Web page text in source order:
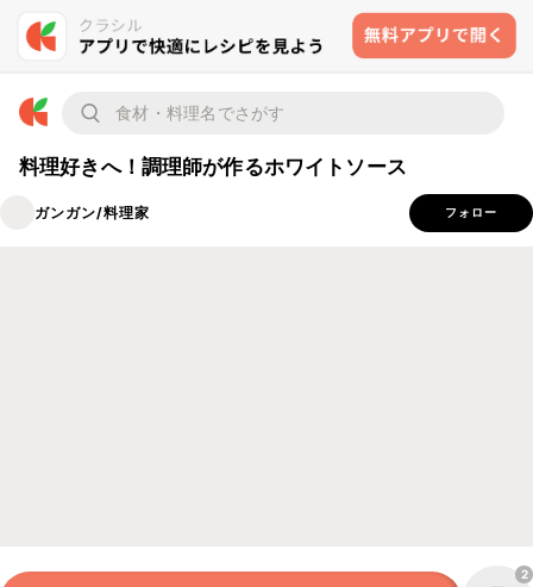
料理好きへ！調理師が作るホワイトソース
ガンガン/料理家 フォロー
2